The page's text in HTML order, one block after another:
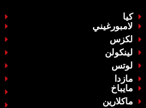
كيا
لامبورغيني
‏لكزس‏
‏لينكولن‏
‏لوتس‏
‏مازدا‏
‏مايباخ‏
‏ماكلارين‏